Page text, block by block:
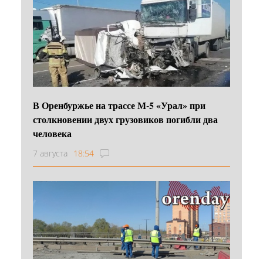
В Оренбуржье на трассе М-5 «Урал» при
столкновении двух грузовиков погибли два
человека
7 августа 18:54